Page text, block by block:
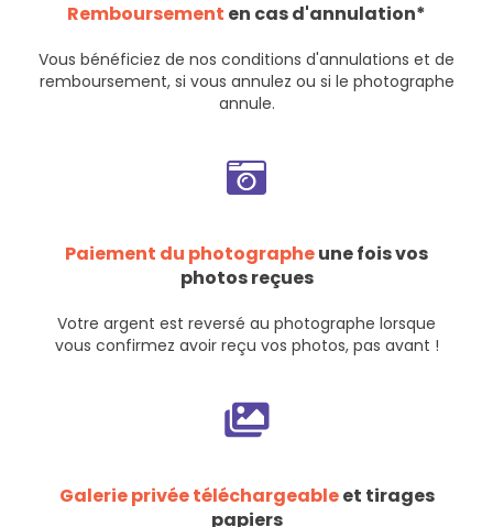
Remboursement en cas d'annulation*
Vous bénéficiez de nos conditions d'annulations et de
remboursement, si vous annulez ou si le photographe
annule.
Paiement du photographeune fois vos
photos reçues
Votre argent est reversé au photographe lorsque
vous confirmez avoir reçu vos photos, pas avant !
Galerie privée téléchargeableet tirages
papiers